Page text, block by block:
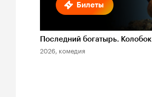
Билеты
Последний богатырь. Колобок
2026, комедия